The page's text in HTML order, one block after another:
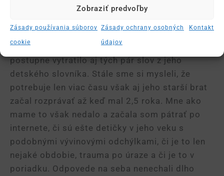
Zobraziť predvoľby
Zásady používania súborov
cookie
Zásady ochrany osobných
údajov
Kontakt
poriadne hýbať, toľko plaču, toľké prebdené
prikladali význam tomu, že Janko sa nehrá, tak
ako jeho rovesníci, všímali sme si však, že sa
postupne vytratilo aj tých pár slov z jeho
detského slovníka. Stále sme si mysleli, že
potrebuje len viac času však aj jeho starší brat
začal rozprávať až keď mal 2,5 roka. Mne ako
mame to však nedalo a začala som pátrať po
internete, či sú ešte detičky v jeho veku s
podobnými vývinovými odchýlkami, či je to len
nejaké obdobie, trauma po úraze a či je to v
poriadku. Odpovede na seba nenechali dlho